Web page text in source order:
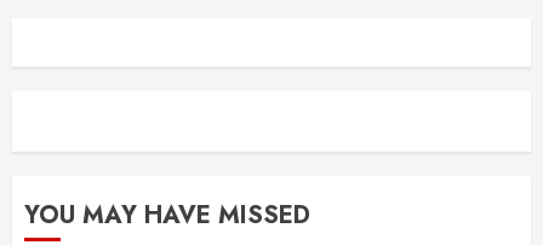
YOU MAY HAVE MISSED